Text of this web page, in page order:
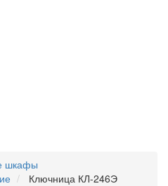
шкафы
Ключница КЛ-246Э